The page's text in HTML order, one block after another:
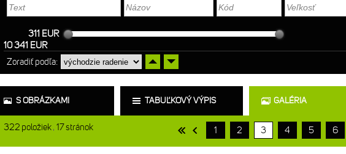
311 EUR
10 341 EUR
Zoradiť podľa:
S OBRÁZKAMI TABUĽKOVÝ VÝPIS GALÉRIA
322 položiek 17stránok 1 2 3 4 5 6